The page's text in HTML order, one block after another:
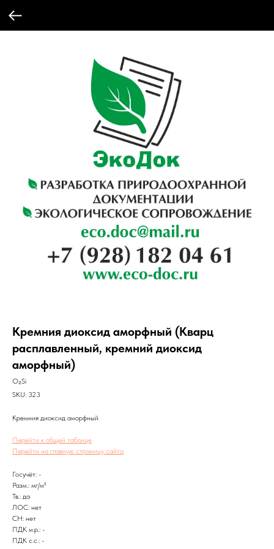
Кремния диоксид аморфный (Кварц
расплавленный, кремний диоксид
аморфный)
O₂Si
SKU: 323
Кремния диоксид аморфный
Перейти к общей таблице
Перейти на главную страницу сайта
Госучёт: -
Разм.: мг/м³
Тв.: да
ЛОС: нет
CH: нет
ПДК м.р.: -
ПДК с.с.: -